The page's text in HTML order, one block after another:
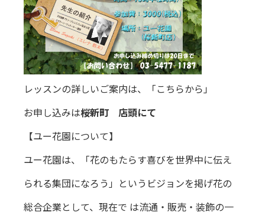
レッスンの詳しいご案内は、
「こちらから」
お申し込みは桜新町 店頭にて
【ユー花園について】
ユー花園は、「花のもたらす喜びを世界中に伝え
られる集団になろう」というビジョンを掲げ花の
総合企業として、現在で は流通・販売・装飾の一